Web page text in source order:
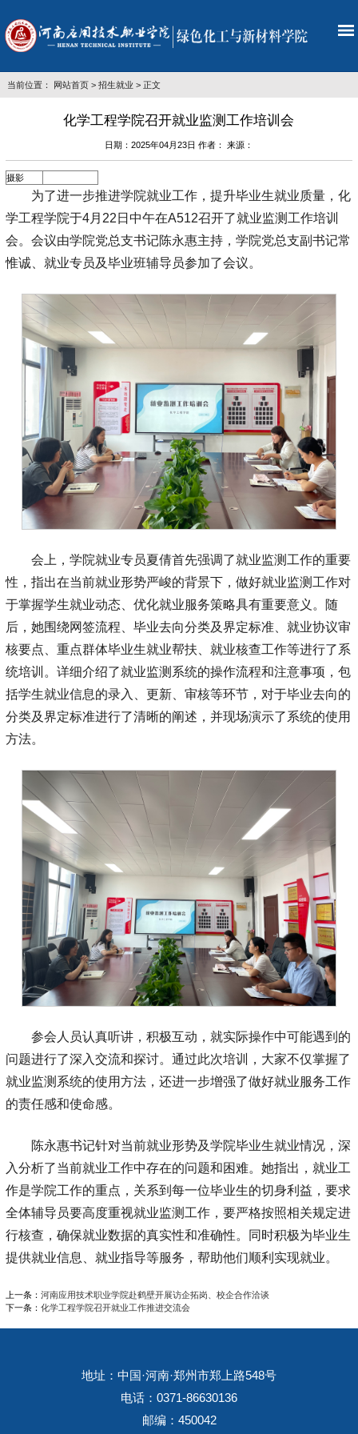
当前位置： 网站首页> 招生就业 > 正文
化学工程学院召开就业监测工作培训会
日期：2025年04月23日 作者： 来源：
摄影
为了进一步推进学院就业工作，提升毕业生就业质量，化
学工程学院于4月22日中午在A512召开了就业监测工作培训
会。会议由学院党总支书记陈永惠主持，学院党总支副书记常
惟诚、就业专员及毕业班辅导员参加了会议。
会上，学院就业专员夏倩首先强调了就业监测工作的重要
性，指出在当前就业形势严峻的背景下，做好就业监测工作对
于掌握学生就业动态、优化就业服务策略具有重要意义。随
后，她围绕网签流程、毕业去向分类及界定标准、就业协议审
核要点、重点群体毕业生就业帮扶、就业核查工作等进行了系
统培训。详细介绍了就业监测系统的操作流程和注意事项，包
括学生就业信息的录入、更新、审核等环节，对于毕业去向的
分类及界定标准进行了清晰的阐述，并现场演示了系统的使用
方法。
参会人员认真听讲，积极互动，就实际操作中可能遇到的
问题进行了深入交流和探讨。通过此次培训，大家不仅掌握了
就业监测系统的使用方法，还进一步增强了做好就业服务工作
的责任感和使命感。
陈永惠书记针对当前就业形势及学院毕业生就业情况，深
入分析了当前就业工作中存在的问题和困难。她指出，就业工
作是学院工作的重点，关系到每一位毕业生的切身利益，要求
全体辅导员要高度重视就业监测工作，要严格按照相关规定进
行核查，确保就业数据的真实性和准确性。同时积极为毕业生
提供就业信息、就业指导等服务，帮助他们顺利实现就业。
上一条： 河南应用技术职业学院赴鹤壁开展访企拓岗、校企合作洽谈
下一条： 化学工程学院召开就业工作推进交流会
地址：中国·河南·郑州市郑上路548号
电话：0371-86630136
邮编：450042